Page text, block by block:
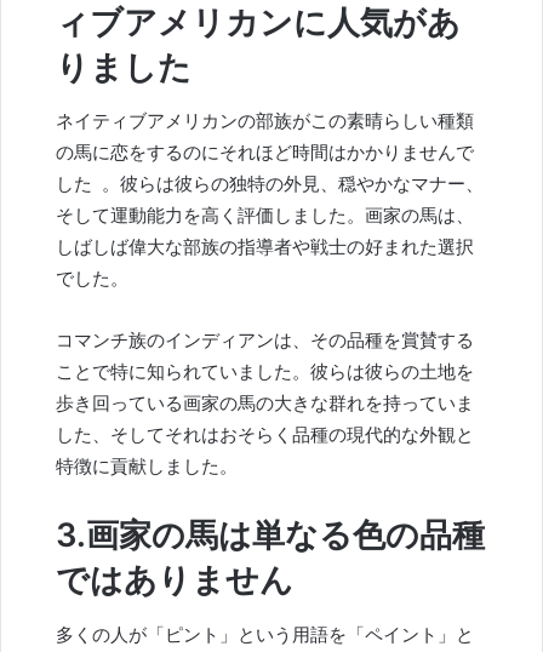
ィブアメリカンに人気があ
りました
ネイティブアメリカンの部族がこの素晴らしい種類
の馬に恋をするのにそれほど時間はかかりませんで
した 。彼らは彼らの独特の外見、穏やかなマナー、
そして運動能力を高く評価しました。画家の馬は、
しばしば偉大な部族の指導者や戦士の好まれた選択
でした。
コマンチ族のインディアンは、その品種を賞賛する
ことで特に知られていました。彼らは彼らの土地を
歩き回っている画家の馬の大きな群れを持っていま
した、そしてそれはおそらく品種の現代的な外観と
特徴に貢献しました。
3.画家の馬は単なる色の品種
ではありません
多くの人が「ピント」という用語を「ペイント」と